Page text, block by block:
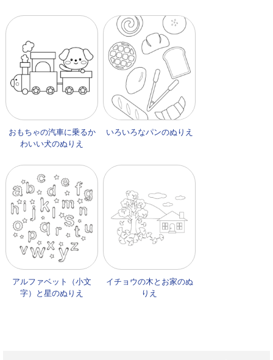
おもちゃの汽車に乗るか
わいい犬のぬりえ
いろいろなパンのぬりえ
アルファベット（小文
字）と星のぬりえ
イチョウの木とお家のぬ
りえ